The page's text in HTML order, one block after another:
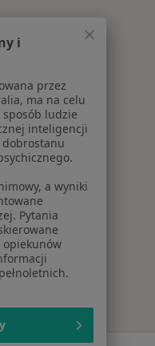
leczone
i
przez
ma na celu
ludzie
inteligencji
a wyniki
Pytania
opiekunów